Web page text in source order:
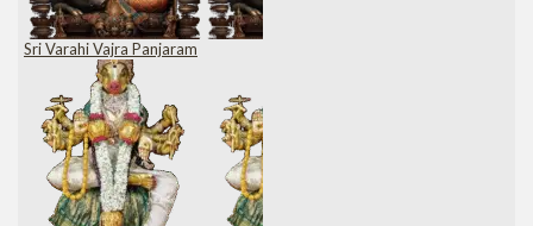
Sri Varahi Vajra Panjaram